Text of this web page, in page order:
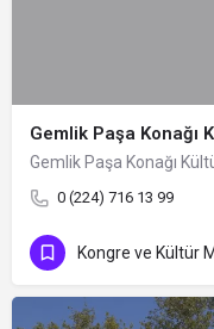
Gemlik Paşa Konağı
0 (224) 716 13 99
Kongre ve Kültür